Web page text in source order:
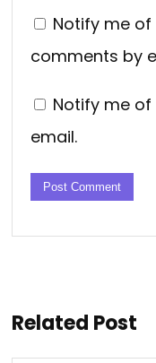
Notify me
comments by
Notify me
email.
Related Post